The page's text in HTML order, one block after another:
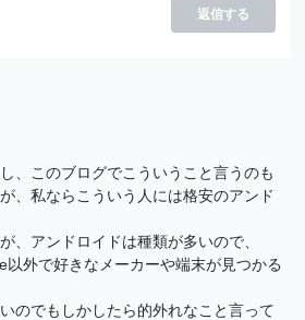
返信する
、このブログでこういうこと言うのも
、私ならこういう人には格安のアンド
、アンドロイドは種類が多いので、
外で好きなメーカーや端末が見つかる
のでもしかしたら的外れなこと言って